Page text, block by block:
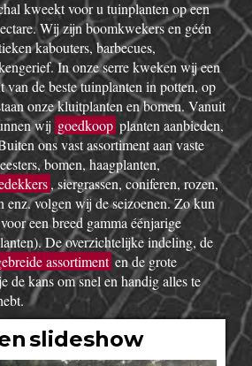
kweekt voor u tuinplanten op een
Wij zijn boomkwekers en géén
kabouters, barbecues,
In onze serre kweken wij een
van de beste tuinplanten in potten, op
onze kluitplanten en bomen. Vanuit
wij goedkoop planten aanbieden,
ons vast assortiment aan vaste
bomen, haagplanten,
, siergrassen, coniferen, rozen,
enz. volgen wij de seizoenen. Zo kun
een breed gamma éénjarige
De overzichtelijke indeling, de
assortiment en de grote
de kans om snel en handig alles te
slideshow